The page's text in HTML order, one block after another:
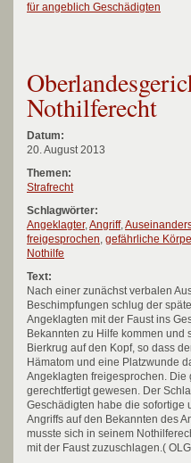
für angeblich Geschädigten
Nothilferecht
Datum:
20. August 2013
Themen:
Strafrecht
Schlagwörter:
Angeklagter,Angriff,
freigesprochen, gefährliche
Nothilfe
Text:
Nach einer zunächst verbalen
Beschimpfungen schlug der
Angeklagten mit der Faust ins
Bekannten zu Hilfe kommen und
Bierkrug auf den Kopf, so dass
Hämatom und eine Platzwunde
Angeklagten freigesprochen.
gerechtfertigt gewesen. Der
Geschädigten habe die
Angriffs auf den Bekannten des
musste sich in seinem
mit der Faust zuzuschlagen.(